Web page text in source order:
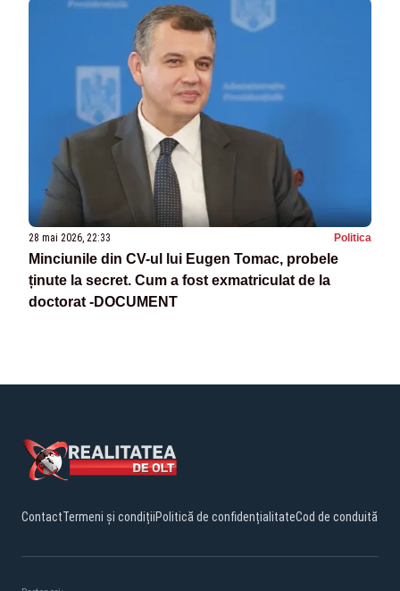
28 mai 2026, 22:33 Politica
Minciunile din CV-ul lui Eugen Tomac, probele
ținute la secret. Cum a fost exmatriculat de la
doctorat -DOCUMENT
ContactTermeni și condițiiPolitică de confidențialitateCod de conduită